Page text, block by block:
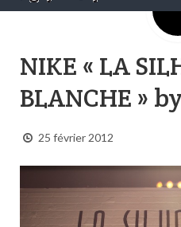
AIRTRAINERPEDIA
STREET ART
CONTACT
NIKE « LA
BLANCHE »
25 février 2012